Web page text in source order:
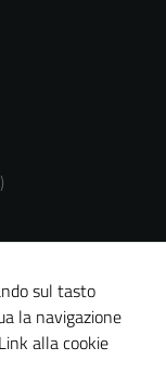
sul tasto
la navigazione
Link alla cookie